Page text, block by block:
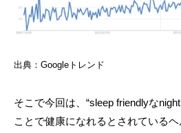
出典：Googleトレンド
そこで今回は、“sleep friendlyな
ことで健康になれるとされている